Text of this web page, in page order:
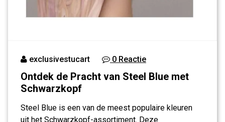
exclusivestucart 0 Reactie
Ontdek de Pracht van Steel Blue met
Schwarzkopf
Steel Blue is een van de meest populaire kleuren
uit het Schwarzkopf-assortiment. Deze